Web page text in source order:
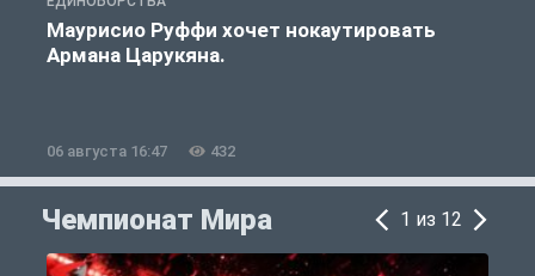
Маурисио Руффи хочет нокаутировать
Армана Царукяна.
06 августа 16:47 432
Чемпионат Мира 1 из 12